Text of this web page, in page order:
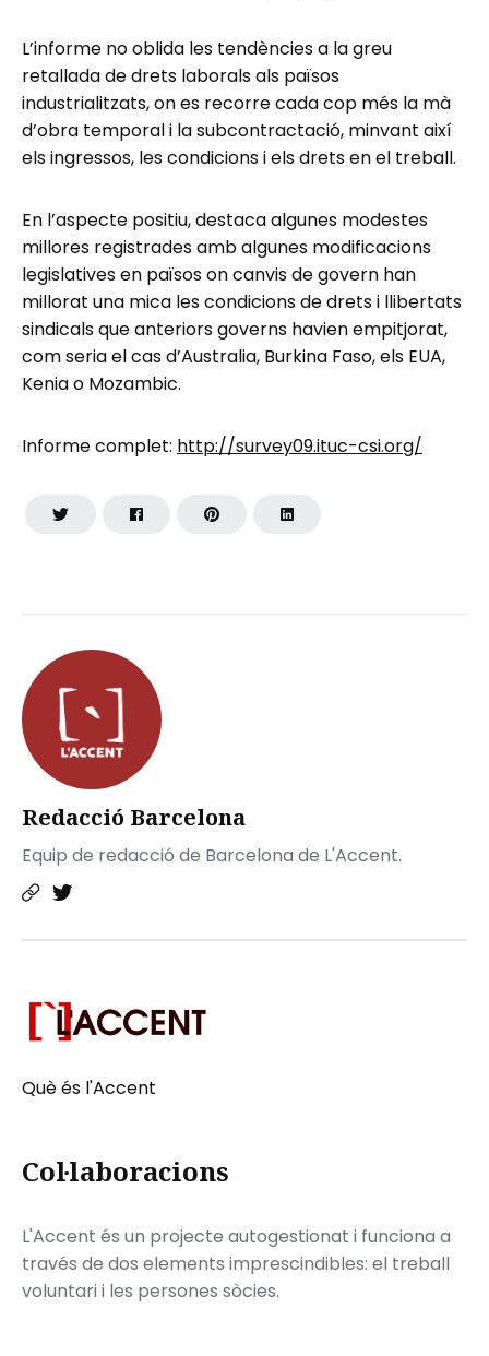
Redacció Barcelona
Equip de redacció de Barcelona de L'Accent.
L’informe no oblida les tendències a la greu
retallada de drets laborals als països
industrialitzats, on es recorre cada cop més la mà
d’obra temporal i la subcontractació, minvant així
els ingressos, les condicions i els drets en el treball.
En l’aspecte positiu, destaca algunes modestes
millores registrades amb algunes modificacions
legislatives en països on canvis de govern han
millorat una mica les condicions de drets i llibertats
sindicals que anteriors governs havien empitjorat,
com seria el cas d’Australia, Burkina Faso, els EUA,
Kenia o Mozambic.
Informe complet: http://survey09.ituc-csi.org/
Què és l'Accent
Col·laboracions
L'Accent és un projecte autogestionat i funciona a
través de dos elements imprescindibles: el treball
voluntari i les persones sòcies.